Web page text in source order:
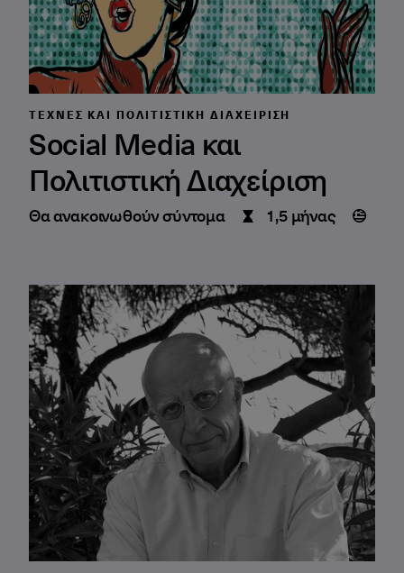
ΤΈΧΝΕΣ ΚΑΙ ΠΟΛΙΤΙΣΤΙΚΉ ΔΙΑΧΕΊΡΙΣΗ
Social Media και
Πολιτιστική Διαχείριση
Θα ανακοινωθούν σύντομα 1,5 μήνας